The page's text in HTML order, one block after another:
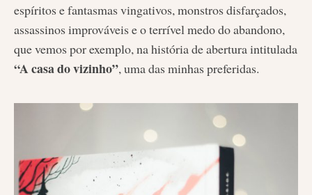
espíritos e fantasmas vingativos, monstros disfarçados,
assassinos improváveis e o terrível medo do abandono,
que vemos por exemplo, na história de abertura intitulada
“A casa do vizinho”, uma das minhas preferidas.